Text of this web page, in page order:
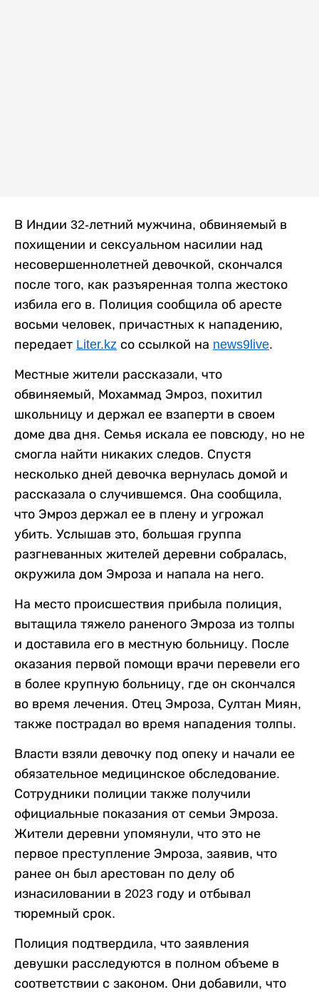
В Индии 32-летний мужчина, обвиняемый в
похищении и сексуальном насилии над
несовершеннолетней девочкой, скончался
после того, как разъяренная толпа жестоко
избила его в. Полиция сообщила об аресте
восьми человек, причастных к нападению,
передает Liter.kz со ссылкой на news9live.
Местные жители рассказали, что
обвиняемый, Мохаммад Эмроз, похитил
школьницу и держал ее взаперти в своем
доме два дня. Семья искала ее повсюду, но не
смогла найти никаких следов. Спустя
несколько дней девочка вернулась домой и
рассказала о случившемся. Она сообщила,
что Эмроз держал ее в плену и угрожал
убить. Услышав это, большая группа
разгневанных жителей деревни собралась,
окружила дом Эмроза и напала на него.
На место происшествия прибыла полиция,
вытащила тяжело раненого Эмроза из толпы
и доставила его в местную больницу. После
оказания первой помощи врачи перевели его
в более крупную больницу, где он скончался
во время лечения. Отец Эмроза, Султан Миян,
также пострадал во время нападения толпы.
Власти взяли девочку под опеку и начали ее
обязательное медицинское обследование.
Сотрудники полиции также получили
официальные показания от семьи Эмроза.
Жители деревни упомянули, что это не
первое преступление Эмроза, заявив, что
ранее он был арестован по делу об
изнасиловании в 2023 году и отбывал
тюремный срок.
Полиция подтвердила, что заявления
девушки расследуются в полном объеме в
соответствии с законом. Они добавили, что